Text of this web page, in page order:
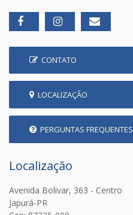
CONTATO
LOCALIZAÇÃO
PERGUNTAS FREQUENTES
Localização
Avenida Bolivar, 363 - Centro
Japurá-PR